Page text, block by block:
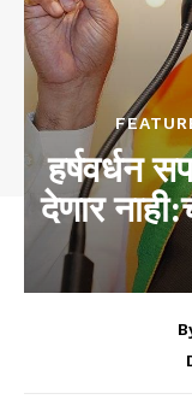
हर्षवर्धन
देणार